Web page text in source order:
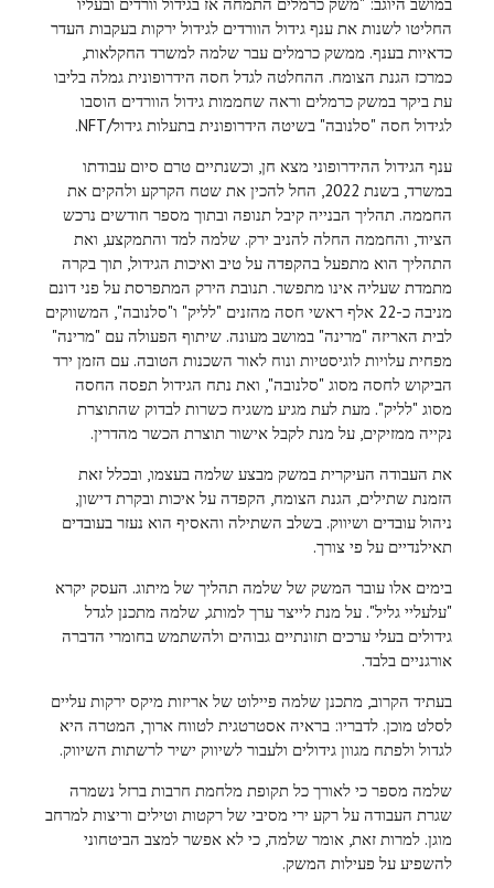
החליטו לשנות את ענף גידול הוורדים לגידול ירקות בעקבות העדר
כדאיות בענף. ממשק כרמלים עבר שלמה למשרד החקלאות,
כמרכז הגנת הצומח. ההחלטה לגדל חסה הידרופונית גמלה בליבו
עת ביקר במשק כרמלים וראה שחממות גידול הוורדים הוסבו
לגידול חסה "סלנובה" בשיטה הידרופונית בתעלות גידול/NFT.
ענף הגידול ההידרופוני מצא חן, וכשנתיים טרם סיום עבודתו
במשרד, בשנת 2022, החל להכין את שטח הקרקע ולהקים את
החממה. תהליך הבנייה קיבל תנופה ובתוך מספר חודשים נרכש
הציוד, והחממה החלה להניב ירק. שלמה למד והתמקצע, ואת
התהליך הוא מתפעל בהקפדה על טיב ואיכות הגידול, תוך בקרה
מתמדת שעליה אינו מתפשר. תנובת הירק המתפרסת על פני דונם
מניבה כ-22 אלף ראשי חסה מהזנים "לליק" ו"סלנובה", המשווקים
לבית האריזה "מרינה" במושב מעונה. שיתוף הפעולה עם "מרינה"
מפחית עלויות לוגיסטיות ונוח לאור השכנות הטובה. עם הזמן ירד
הביקוש לחסה מסוג "סלנובה", ואת נתח הגידול תפסה החסה
מסוג "לליק". מעת לעת מגיע משגיח כשרות לבדוק שהתוצרת
נקייה ממזיקים, על מנת לקבל אישור תוצרת הכשר מהדרין.
את העבודה העיקרית במשק מבצע שלמה בעצמו, ובכלל זאת
הזמנת שתילים, הגנת הצומח, הקפדה על איכות ובקרת דישון,
ניהול עובדים ושיווק. בשלב השתילה והאסיף הוא נעזר בעובדים
תאילנדיים על פי צורך.
בימים אלו עובר המשק של שלמה תהליך של מיתוג. העסק יקרא
"עלעליי גליל". על מנת לייצר ערך למותג, שלמה מתכנן לגדל
גידולים בעלי ערכים תזונתיים גבוהים ולהשתמש בחומרי הדברה
אורגניים בלבד.
בעתיד הקרוב, מתכנן שלמה פיילוט של אריזות מיקס ירקות עליים
לסלט מוכן. לדבריו: בראיה אסטרטגית לטווח ארוך, המטרה היא
לגדול ולפתח מגוון גידולים ולעבור לשיווק ישיר לרשתות השיווק.
שלמה מספר כי לאורך כל תקופת מלחמת חרבות ברזל נשמרה
שגרת העבודה על רקע ירי מסיבי של רקטות וטילים וריצות למרחב
מוגן. למרות זאת, אומר שלמה, כי לא אפשר למצב הביטחוני
להשפיע על פעילות המשק.